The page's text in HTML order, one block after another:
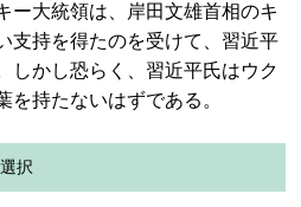
大統領は、岸田文雄首相のキ
支持を得たのを受けて、習近平
しかし恐らく、習近平氏はウク
を持たないはずである。
択